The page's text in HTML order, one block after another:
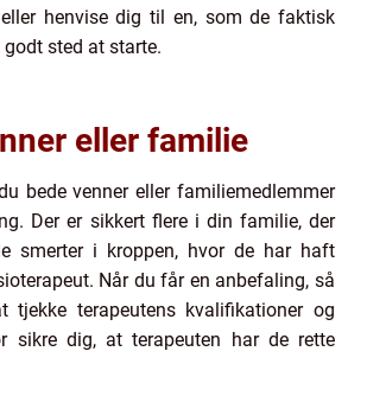
henvise dig til en, som de faktisk
godt sted at starte.
eller familie
bede venner eller familiemedlemmer
Der er sikkert flere i din familie, der
smerter i kroppen, hvor de har haft
Når du får en anbefaling, så
tjekke terapeutens kvalifikationer og
sikre dig, at terapeuten har de rette